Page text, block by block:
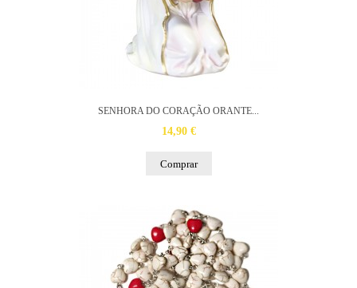
SENHORA DO CORAÇÃO ORANTE...
14,90 €
Comprar